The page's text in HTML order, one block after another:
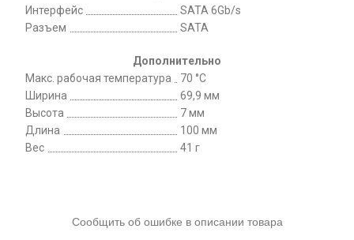
Интерфейс
SATA 6Gb/s
Разъем
SATA
Дополнительно
Макс. рабочая температура
70 °C
Ширина
69,9 мм
Высота
7 мм
Длина
100 мм
Вес
41 г
Сообщить об ошибке в описании товара